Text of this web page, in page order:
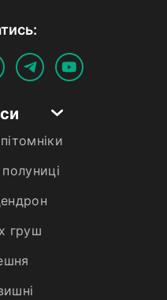
груш